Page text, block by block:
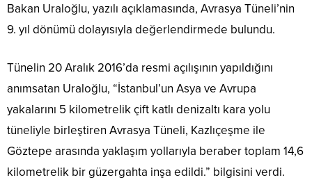
Bakan Uraloğlu, yazılı açıklamasında, Avrasya Tüneli’nin
9. yıl dönümü dolayısıyla değerlendirmede bulundu.
Tünelin 20 Aralık 2016’da resmi açılışının yapıldığını
anımsatan Uraloğlu, “İstanbul’un Asya ve Avrupa
yakalarını 5 kilometrelik çift katlı denizaltı kara yolu
tüneliyle birleştiren Avrasya Tüneli, Kazlıçeşme ile
Göztepe arasında yaklaşım yollarıyla beraber toplam 14,6
kilometrelik bir güzergahta inşa edildi.” bilgisini verdi.